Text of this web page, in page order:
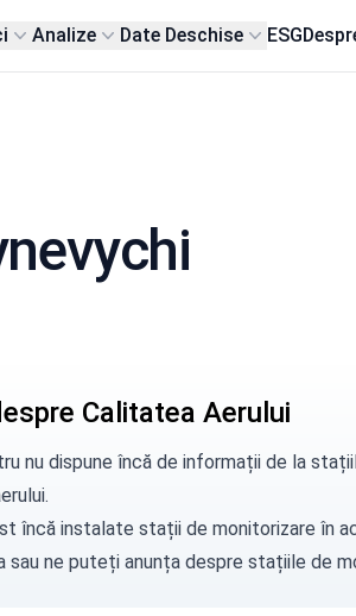
Analize Date Deschise ESG
Calitatea Aerului
nu dispune încă de informații de la
încă instalate stații de monitorizare în
sau ne puteți anunțadespre stațiile de